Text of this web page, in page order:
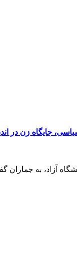
جایگاه زن در
آزاد، به